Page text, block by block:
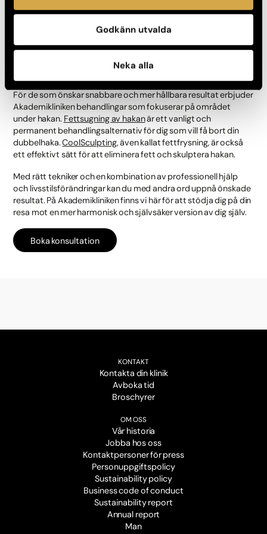
Godkänn utvalda
Neka alla
betydande effekt på hela din kroppsform.
Komplettera med professionell hjälp
Även om träning och massage kan vara bra i kampen mot
dubbelhakan, räcker det inte alltid till för att helt eliminera den.
För de som önskar snabbare och mer hållbara resultat erbjuder
Akademikliniken behandlingar som fokuserar på området
under hakan. Fettsugning av hakanär ett vanligt och
permanent behandlingsalternativ för dig som vill få bort din
dubbelhaka.CoolSculpting, även kallat fettfrysning, är också
ett effektivt sätt för att eliminera fett och skulptera hakan.
Med rätt tekniker och en kombination av professionell hjälp
och livsstilsförändringar kan du med andra ord uppnå önskade
resultat. På Akademikliniken finns vi här för att stödja dig på din
resa mot en mer harmonisk och självsäker version av dig själv.
Boka konsultation
KONTAKT
Kontakta din klinik
Avboka tid
Broschyrer
OM OSS
Vår historia
Jobba hos oss
Kontaktpersoner för press
Personuppgiftspolicy
Sustainability policy
Business code of conduct
Sustainability report
Annual report
Man